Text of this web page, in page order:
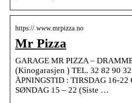
https:// www.mrpizza.no
Mr Pizza
GARAGE MR PIZZA –
(Kinogarasjen ) TEL. 32 82 90
ÅPNINGSTID : TIRSDAG 16-22
SØNDAG 15 – 22 (Siste …